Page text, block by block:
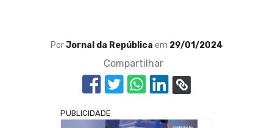
PorJornal da República em 29/01/2024
Compartilhar
PUBLICIDADE